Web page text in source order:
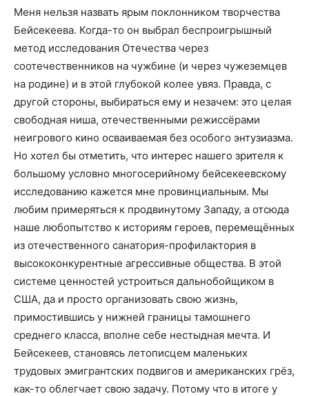
Меня нельзя назвать ярым поклонником творчества
Бейсекеева. Когда-то он выбрал беспроигрышный
метод исследования Отечества через
соотечественников на чужбине (и через чужеземцев
на родине) и в этой глубокой колее увяз. Правда, с
другой стороны, выбираться ему и незачем: это целая
свободная ниша, отечественными режиссёрами
неигрового кино осваиваемая без особого энтузиазма.
Но хотел бы отметить, что интерес нашего зрителя к
большому условно многосерийному бейсекеевскому
исследованию кажется мне провинциальным. Мы
любим примеряться к продвинутому Западу, а отсюда
наше любопытство к историям героев, перемещённых
из отечественного санатория-профилактория в
высококонкурентные агрессивные общества. В этой
системе ценностей устроиться дальнобойщиком в
США, да и просто организовать свою жизнь,
примостившись у нижней границы тамошнего
среднего класса, вполне себе нестыдная мечта. И
Бейсекеев, становясь летописцем маленьких
трудовых эмигрантских подвигов и американских грёз,
как-то облегчает свою задачу. Потому что в итоге у